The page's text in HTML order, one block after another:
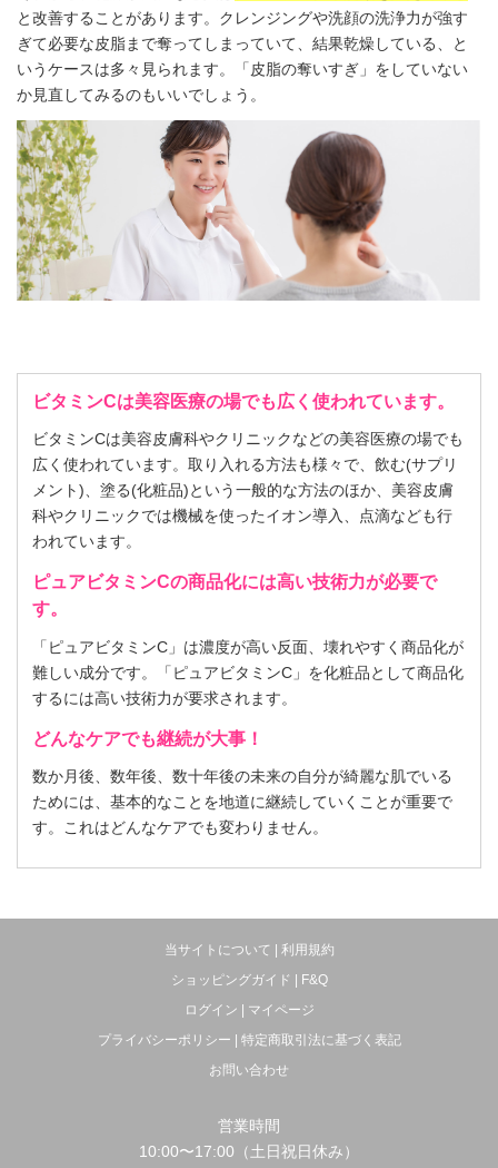
と改善することがあります。クレンジングや洗顔の洗浄力が強す
ぎて必要な皮脂まで奪ってしまっていて、結果乾燥している、と
いうケースは多々見られます。「皮脂の奪いすぎ」をしていない
か見直してみるのもいいでしょう。
ビタミンCは美容医療の場でも広く使われています。
ビタミンCは美容皮膚科やクリニックなどの美容医療の場でも
広く使われています。取り入れる方法も様々で、飲む(サプリ
メント)、塗る(化粧品)という一般的な方法のほか、美容皮膚
科やクリニックでは機械を使ったイオン導入、点滴なども行
われています。
ピュアビタミンCの商品化には高い技術力が必要で
す。
「ピュアビタミンC」は濃度が高い反面、壊れやすく商品化が
難しい成分です。「ピュアビタミンC」を化粧品として商品化
するには高い技術力が要求されます。
どんなケアでも継続が大事！
数か月後、数年後、数十年後の未来の自分が綺麗な肌でいる
ためには、基本的なことを地道に継続していくことが重要で
す。これはどんなケアでも変わりません。
当サイトについて | 利用規約
ショッピングガイド | F&Q
ログイン | マイページ
プライバシーポリシー | 特定商取引法に基づく表記
お問い合わせ
営業時間
10:00〜17:00（土日祝日休み）